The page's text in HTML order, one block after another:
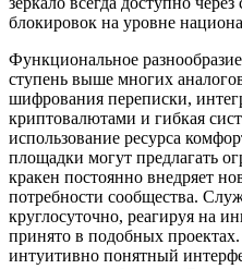
блокировок на уровне
Функциональное
ступень выше многих
шифрования переписки,
криптовалютами и гибкая
использование ресурса
площадки могут предлагать
кракен постоянно внедряет
потребности сообщества.
круглосуточно, реагируя на
принято в подобных
интуитивно понятный